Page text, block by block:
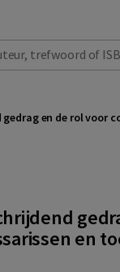
trefwoord of ISBN
en de rol voor
en